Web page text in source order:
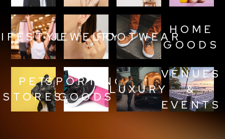
JEWELRYFOOTWEAR
HOME
GOODS
PET
STORES
SPORTING
GOODS
LUXURY
VENUES
&
EVENTS